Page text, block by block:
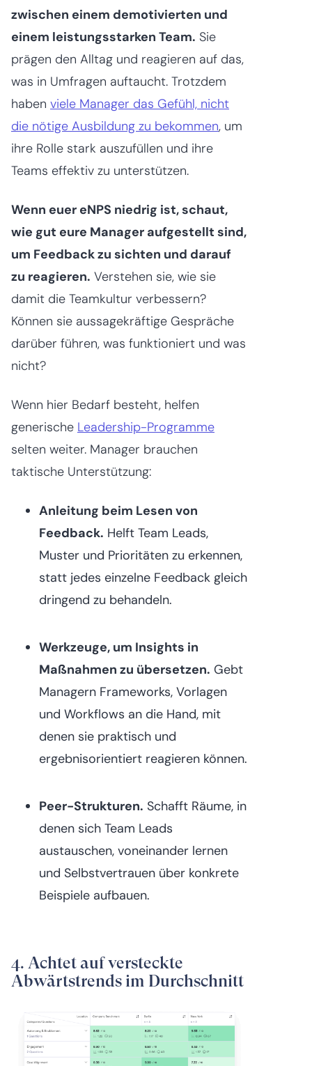
zwischen einem demotivierten und
einem leistungsstarken Team. Sie
prägen den Alltag und reagieren auf das,
was in Umfragen auftaucht. Trotzdem
haben viele Manager das Gefühl, nicht
die nötige Ausbildung zu bekommen, um
ihre Rolle stark auszufüllen und ihre
Teams effektiv zu unterstützen.
Wenn euer eNPS niedrig ist, schaut,
wie gut eure Manager aufgestellt sind,
um Feedback zu sichten und darauf
zu reagieren. Verstehen sie, wie sie
damit die Teamkultur verbessern?
Können sie aussagekräftige Gespräche
darüber führen, was funktioniert und was
nicht?
Wenn hier Bedarf besteht, helfen
generische Leadership-Programme
selten weiter. Manager brauchen
taktische Unterstützung:
Anleitung beim Lesen von
Feedback. Helft Team Leads,
Muster und Prioritäten zu erkennen,
statt jedes einzelne Feedback gleich
dringend zu behandeln.
Werkzeuge, um Insights in
Maßnahmen zu übersetzen. Gebt
Managern Frameworks, Vorlagen
und Workflows an die Hand, mit
denen sie praktisch und
ergebnisorientiert reagieren können.
Peer-Strukturen. Schafft Räume, in
denen sich Team Leads
austauschen, voneinander lernen
und Selbstvertrauen über konkrete
Beispiele aufbauen.
4. Achtet auf versteckte
Abwärtstrends im Durchschnitt